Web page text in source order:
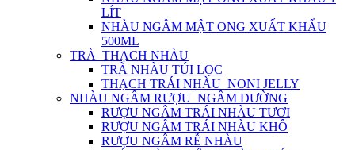
LÍT
NHÀU NGÂM MẬT ONG XUẤT KHẨU
500ML
TRÀ_THẠCH NHÀU
TRÀ NHÀU TÚI LỌC
THẠCH TRÁI NHÀU_NONI JELLY
NHÀU NGÂM RƯỢU_NGÂM ĐƯỜNG
RƯỢU NGÂM TRÁI NHÀU TƯƠI
RƯỢU NGÂM TRÁI NHÀU KHÔ
RƯỢU NGÂM RỄ NHÀU